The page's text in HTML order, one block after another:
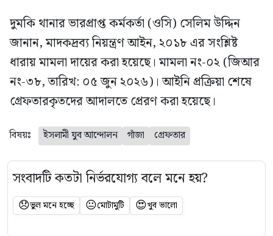
দুমকি থানার ভারপ্রাপ্ত কর্মকর্তা (ওসি) সেলিম উদ্দিন
জানান, মাদকদ্রব্য নিয়ন্ত্রণ আইন, ২০১৮ এর সংশ্লিষ্ট
ধারায় মামলা দায়ের করা হয়েছে। মামলা নং-০২ (জিআর
নং-৩৮, তারিখ: ০৫ জুন ২০২৬)। আইনি প্রক্রিয়া শেষে
গ্রেফতারকৃতদের আদালতে প্রেরণ করা হয়েছে।
বিষয়ঃ ইসলামী যুব আন্দোলন গাঁজা গ্রেফতার
সংবাদটি কতটা নির্ভরযোগ্য বলে মনে হয়?
😞ভুল মনে হচ্ছে 😐মোটামুটি 😍খুব ভালো